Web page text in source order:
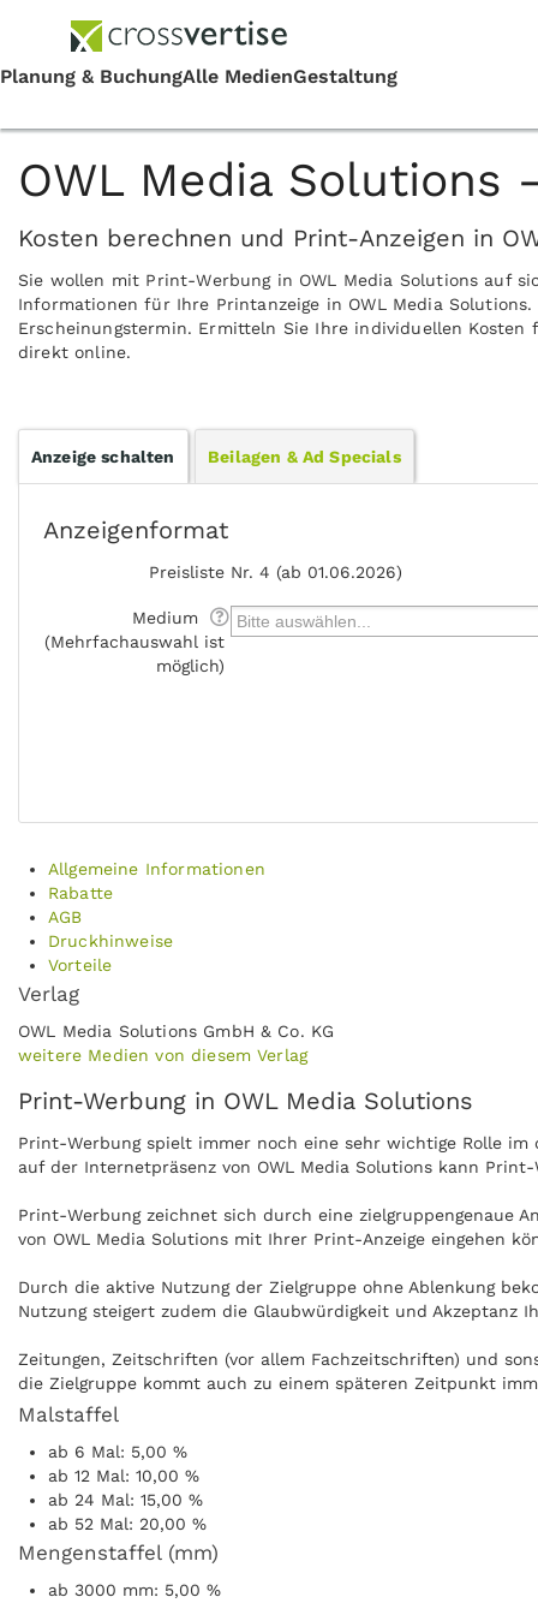
OWL Media Solutions
Kosten berechnen und Print-Anzeigen in
Sie wollen mit Print-Werbung in OWL Media Solutions auf
Informationen für Ihre Printanzeige in OWL Media
Erscheinungstermin. Ermitteln Sie Ihre individuellen
direkt online.
Anzeige schalten Beilagen & Ad Specials
Anzeigenformat
Preisliste Nr. 4 (ab 01.06.2026)
Medium
(Mehrfachauswahl ist
möglich)
Allgemeine Informationen
Rabatte
AGB
Druckhinweise
Vorteile
Verlag
OWL Media Solutions GmbH & Co. KG
weitere Medien von diesem Verlag
Print-Werbung in OWL Media Solutions
Print-Werbung spielt immer noch eine sehr wichtige Rolle
auf der Internetpräsenz von OWL Media Solutions kann
Print-Werbung zeichnet sich durch eine zielgruppengenaue
von OWL Media Solutions mit Ihrer Print-Anzeige eingehen
Durch die aktive Nutzung der Zielgruppe ohne Ablenkung
Nutzung steigert zudem die Glaubwürdigkeit und Akzeptanz
Zeitungen, Zeitschriften (vor allem Fachzeitschriften) und
die Zielgruppe kommt auch zu einem späteren Zeitpunkt
ohne Internet praktisch überall gelesen werden, zum
Malstaffel
ab 6 Mal: 5,00 %
ab 12 Mal: 10,00 %
ab 24 Mal: 15,00 %
ab 52 Mal: 20,00 %
Mengenstaffel (mm)
ab 3000 mm: 5,00 %